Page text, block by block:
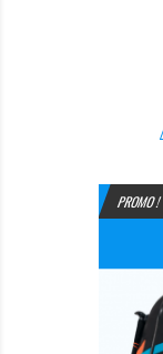
PROMO !